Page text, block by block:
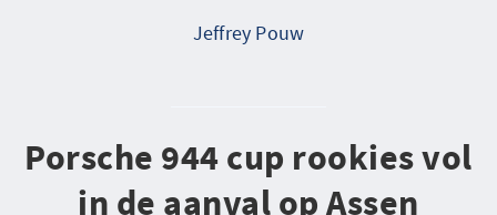
Jeffrey Pouw
Porsche 944 cup rookies vol
in de aanval op Assen